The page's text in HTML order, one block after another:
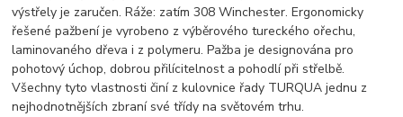
výstřely je zaručen. Ráže: zatím 308 Winchester. Ergonomicky
řešené pažbení je vyrobeno z výběrového tureckého ořechu,
laminovaného dřeva i z polymeru. Pažba je designována pro
pohotový úchop, dobrou přilícitelnost a pohodlí při střelbě.
Všechny tyto vlastnosti činí z kulovnice řady TURQUA jednu z
nejhodnotnějších zbraní své třídy na světovém trhu.